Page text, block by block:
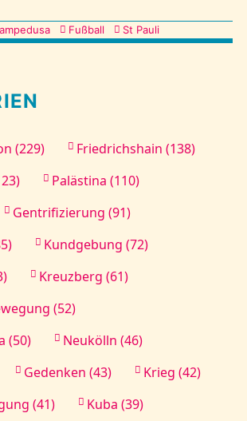
Fußball St Pauli
(229)
Friedrichshain (138)
Palästina (110)
Gentrifizierung (91)
Kundgebung (72)
Kreuzberg (61)
(52)
(50)
Neukölln (46)
Gedenken (43)
Krieg (42)
(41)
Kuba (39)